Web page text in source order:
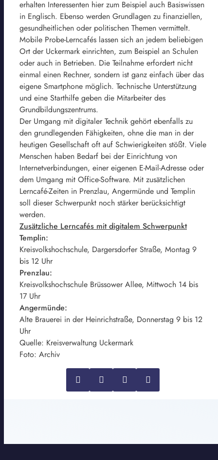
erhalten Interessenten hier zum Beispiel auch Basiswissen
in Englisch. Ebenso werden Grundlagen zu finanziellen,
gesundheitlichen oder politischen Themen vermittelt.
Mobile Probe-Lerncafés lassen sich an jedem beliebigen
Ort der Uckermark einrichten, zum Beispiel an Schulen
oder auch in Betrieben. Die Teilnahme erfordert nicht
einmal einen Rechner, sondern ist ganz einfach über das
eigene Smartphone möglich. Technische Unterstützung
und eine Starthilfe geben die Mitarbeiter des
Grundbildungszentrums.
Der Umgang mit digitaler Technik gehört ebenfalls zu
den grundlegenden Fähigkeiten, ohne die man in der
heutigen Gesellschaft oft auf Schwierigkeiten stößt. Viele
Menschen haben Bedarf bei der Einrichtung von
Internetverbindungen, einer eigenen E-Mail-Adresse oder
dem Umgang mit Office-Software. Mit zusätzlichen
Lerncafé-Zeiten in Prenzlau, Angermünde und Templin
soll dieser Schwerpunkt noch stärker berücksichtigt
werden.
Zusätzliche Lerncafés mit digitalem Schwerpunkt
Templin:
Kreisvolkshochschule, Dargersdorfer Straße, Montag 9
bis 12 Uhr
Prenzlau:
Kreisvolkshochschule Brüssower Allee, Mittwoch 14 bis
17 Uhr
Angermünde:
Alte Brauerei in der Heinrichstraße, Donnerstag 9 bis 12
Uhr
Quelle: Kreisverwaltung Uckermark
Foto: Archiv